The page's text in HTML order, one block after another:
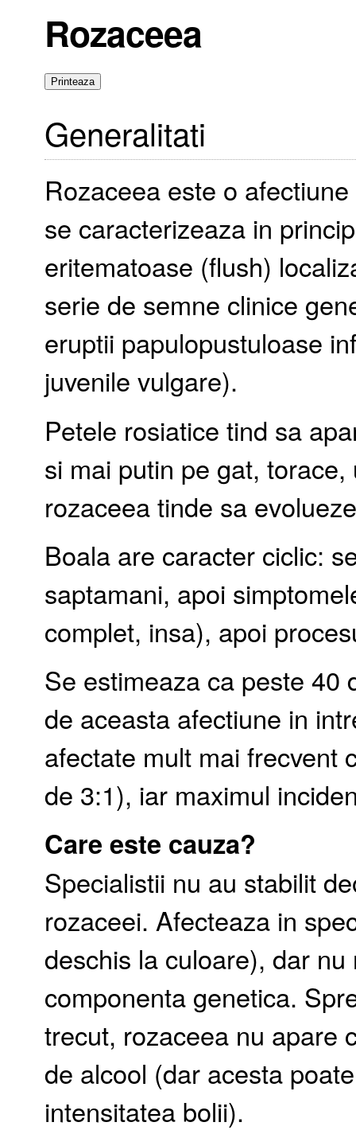
Rozaceea
Generalitati
Rozaceea este o
se caracterizeaza in
eritematoase (flush)
serie de semne clinice
eruptii papulopustuloase
juvenile vulgare).
Petele rosiatice tind sa
si mai putin pe gat,
rozaceea tinde sa
Boala are caracter ciclic:
saptamani, apoi
complet, insa), apoi
Se estimeaza ca peste 40
de aceasta afectiune in
afectate mult mai frecvent
de 3:1), iar maximul
Care este cauza?
Specialistii nu au stabilit
rozaceei. Afecteaza in
deschis la culoare), dar
componenta genetica.
trecut, rozaceea nu apare
de alcool (dar acesta
intensitatea bolii).